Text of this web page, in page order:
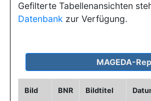
Gefilterte Tabellenansichten
Datenbank zur Verfügung.
Bild BNR Bildtitel